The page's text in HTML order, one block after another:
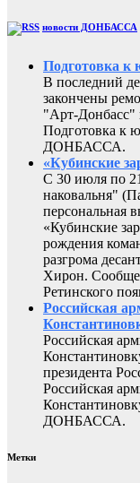
новости ДОНБАССА
Подготовка к
В последний
закончены
"Арт-
Подготовка к
ДОНБАССА.
«Кубинские
С 30 июля по
наковальня"
персональная
«Кубинские
рождения
разгрома
Хирон.
Ретинского
Российская
Российская
президента
Российская
ДОНБАССА.
Метки